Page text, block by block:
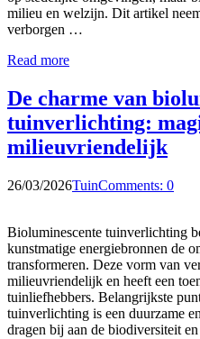
milieu en welzijn. Dit artikel
verborgen …
Read more
De charme van
tuinverlichting:
milieuvriendelijk
26/03/2026TuinComments: 0
Bioluminescente tuinverlichting
kunstmatige energiebronnen de
transformeren. Deze vorm van
milieuvriendelijk en heeft een
tuinliefhebbers. Belangrijkste
tuinverlichting is een duurzame
dragen bij aan de biodiversiteit